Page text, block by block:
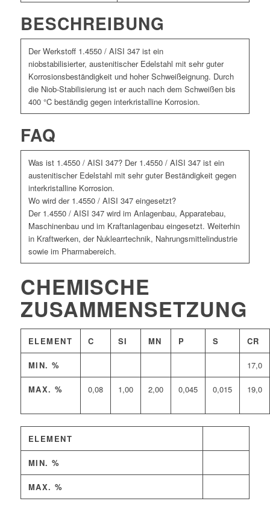
BESCHREIBUNG
Der Werkstoff 1.4550 / AISI 347 ist ein
niobstabilisierter, austenitischer Edelstahl mit sehr guter
Korrosionsbeständigkeit und hoher Schweißeignung. Durch
die Niob-Stabilisierung ist er auch nach dem Schweißen bis
400 °C beständig gegen interkristalline Korrosion.
FAQ
Was ist 1.4550 / AISI 347? Der 1.4550 / AISI 347 ist ein
austenitischer Edelstahl mit sehr guter Beständigkeit gegen
interkristalline Korrosion.
Wo wird der 1.4550 / AISI 347 eingesetzt?
Der 1.4550 / AISI 347 wird im Anlagenbau, Apparatebau,
Maschinenbau und im Kraftanlagenbau eingesetzt. Weiterhin
in Kraftwerken, der Nuklearrtechnik, Nahrungsmittelindustrie
sowie im Pharmabereich.
CHEMISCHE
ZUSAMMENSETZUNG
ELEMENT C SI MN P S CR
MIN. % 17,0
MAX. % 0,08 1,00 2,00 0,045 0,015 19,0
ELEMENT
MIN. %
MAX. %